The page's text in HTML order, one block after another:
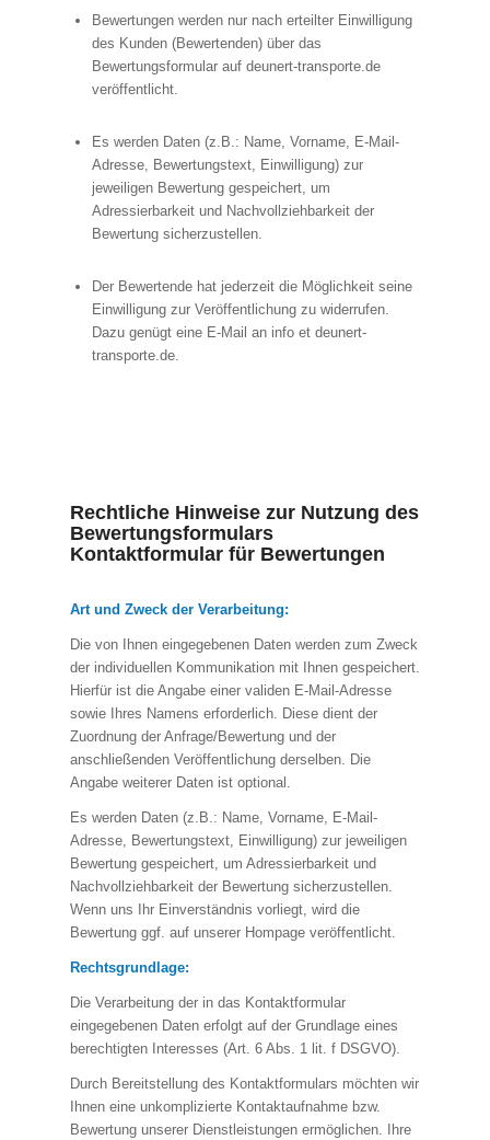
Bewertungen werden nur nach erteilter Einwilligung
des Kunden (Bewertenden) über das
Bewertungsformular auf deunert-transporte.de
veröffentlicht.
Es werden Daten (z.B.: Name, Vorname, E-Mail-
Adresse, Bewertungstext, Einwilligung) zur
jeweiligen Bewertung gespeichert, um
Adressierbarkeit und Nachvollziehbarkeit der
Bewertung sicherzustellen.
Der Bewertende hat jederzeit die Möglichkeit seine
Einwilligung zur Veröffentlichung zu widerrufen.
Dazu genügt eine E-Mail an info et deunert-
transporte.de.
Rechtliche Hinweise zur Nutzung des
Bewertungsformulars
Kontaktformular für Bewertungen
Art und Zweck der Verarbeitung:
Die von Ihnen eingegebenen Daten werden zum Zweck
der individuellen Kommunikation mit Ihnen gespeichert.
Hierfür ist die Angabe einer validen E-Mail-Adresse
sowie Ihres Namens erforderlich. Diese dient der
Zuordnung der Anfrage/Bewertung und der
anschließenden Veröffentlichung derselben. Die
Angabe weiterer Daten ist optional.
Es werden Daten (z.B.: Name, Vorname, E-Mail-
Adresse, Bewertungstext, Einwilligung) zur jeweiligen
Bewertung gespeichert, um Adressierbarkeit und
Nachvollziehbarkeit der Bewertung sicherzustellen.
Wenn uns Ihr Einverständnis vorliegt, wird die
Bewertung ggf. auf unserer Hompage veröffentlicht.
Rechtsgrundlage:
Die Verarbeitung der in das Kontaktformular
eingegebenen Daten erfolgt auf der Grundlage eines
berechtigten Interesses (Art. 6 Abs. 1 lit. f DSGVO).
Durch Bereitstellung des Kontaktformulars möchten wir
Ihnen eine unkomplizierte Kontaktaufnahme bzw.
Bewertung unserer Dienstleistungen ermöglichen. Ihre